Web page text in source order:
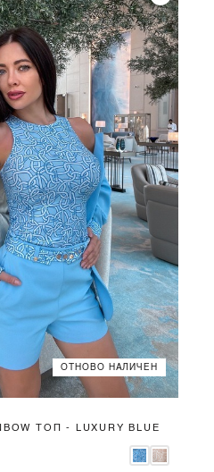
ОТНОВО НАЛИЧЕН
M L
ТОП - LUXURY BLUE